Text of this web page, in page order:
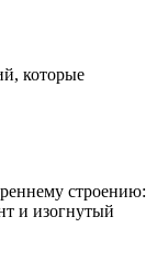
которые
строению:
и изогнутый